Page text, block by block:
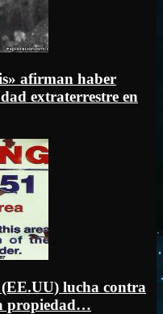
afirman haber
extraterrestre en
lucha contra
propiedad…